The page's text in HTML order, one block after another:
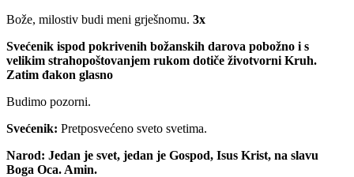
Bože, milostiv budi meni grješnomu. 3x
Svećenik ispod pokrivenih božanskih darova pobožno i s
velikim strahopoštovanjem rukom dotiče životvorni Kruh.
Zatim đakon glasno
Budimo pozorni.
Svećenik: Pretposvećeno sveto svetima.
Narod: Jedan je svet, jedan je Gospod, Isus Krist, na slavu
Boga Oca. Amin.